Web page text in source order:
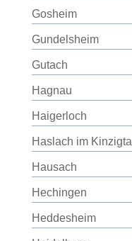
Gosheim
Gundelsheim
Gutach
Hagnau
Haigerloch
Haslach im Kinzigtal
Hausach
Hechingen
Heddesheim